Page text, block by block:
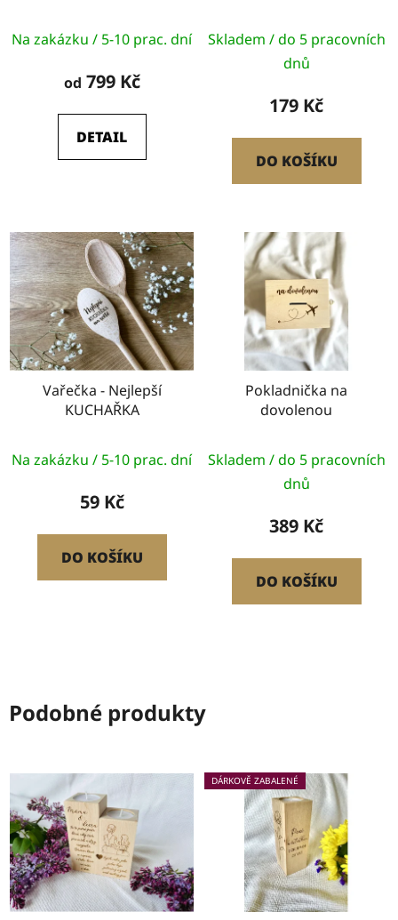
hodnocení
produktu
5,0
z
Na zakázku / 5-10 prac. dní
od 799 Kč
DETAIL
Skladem / do 5 pracovních
dnů
179 Kč
DO KOŠÍKU
Vařečka - Nejlepší
KUCHAŘKA
Na zakázku / 5-10 prac. dní
59 Kč
DO KOŠÍKU
Pokladnička na
dovolenou
Skladem / do 5 pracovních
dnů
389 Kč
DO KOŠÍKU
Podobné produkty
DÁRKOVĚ ZABALENÉ